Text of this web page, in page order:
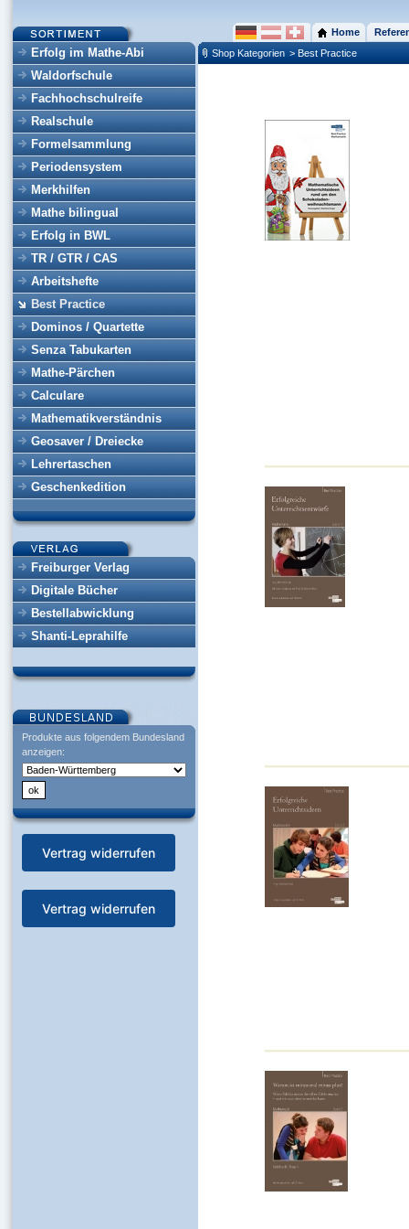
Erfolg im Mathe-Abi
Waldorfschule
Fachhochschulreife
Realschule
Formelsammlung
Periodensystem
Merkhilfen
Mathe bilingual
Erfolg in BWL
TR / GTR / CAS
Arbeitshefte
Best Practice
Dominos / Quartette
Senza Tabukarten
Mathe-Pärchen
Calculare
Mathematikverständnis
Geosaver / Dreiecke
Lehrertaschen
Geschenkedition
Freiburger Verlag
Digitale Bücher
Bestellabwicklung
Shanti-Leprahilfe
Produkte aus folgendem Bundesland
anzeigen:
Vertrag widerrufen
Vertrag widerrufen
Home
Shop Kategorien > Best Practice